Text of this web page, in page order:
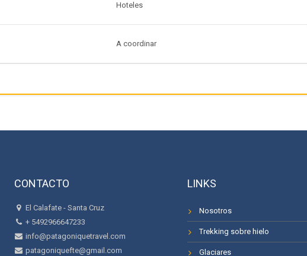
Hoteles
A coordinar
CONTACTO
El Calafate - Santa Cruz
+ 5492966647233
info@patagoniquetravel.com
patagoniquefte@gmail.com
LINKS
Nosotros
Trekking sobre hielo
Glaciares